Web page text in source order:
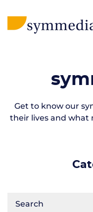
Get to know our
their lives and what